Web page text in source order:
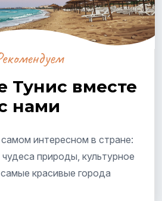
Тунис вместе
нами
интересном в стране:
природы, культурное
красивые города